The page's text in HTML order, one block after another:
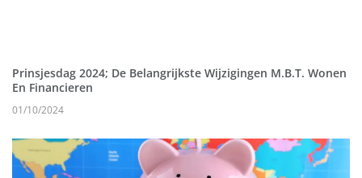
Prinsjesdag 2024; De Belangrijkste Wijzigingen M.b.t. Wonen
En Financieren
01/10/2024